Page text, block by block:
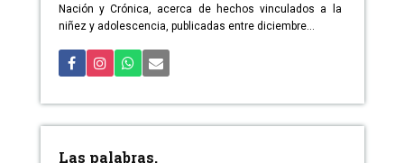
Nación y Crónica, acerca de hechos vinculados a la
niñez y adolescencia, publicadas entre diciembre...
Las palabras.